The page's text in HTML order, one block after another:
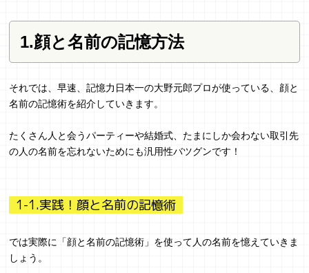
1.顔と名前の記憶方法
それでは、早速、記憶力日本一の大野元郎プロが使っている、顔と
名前の記憶術を紹介していきます。
たくさん人と会うパーティーや結婚式、たまにしか会わない取引先
の人の名前を忘れないためにも汎用性バツグンです！
1-1.実践！顔と名前の記憶術
では実際に「顔と名前の記憶術」を使って人の名前を憶えていきま
しょう。